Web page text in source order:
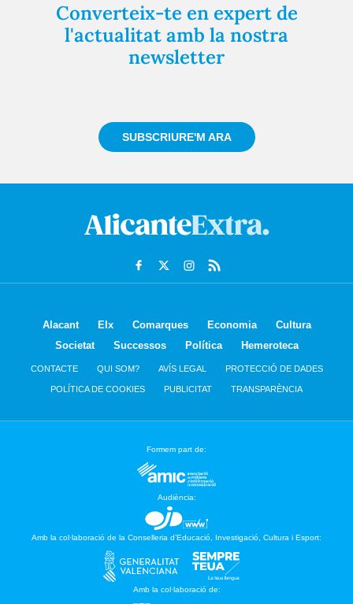
Converteix-te en expert de
l'actualitat amb la nostra
newsletter
SUBSCRIURE'M ARA
Alacant Elx Comarques Economia
Cultura
Societat
Successos Política Hemeroteca
CONTACTE QUI SOM? AVÍS LEGAL PROTECCIÓ DE DADES
POLÍTICA DE COOKIES PUBLICITAT TRANSPARÈNCIA
Formem part de:
Audiència:
Amb la col·laboració de la Conselleria d’Educació, Investigació, Cultura i Esport:
Amb la col·laboració de: